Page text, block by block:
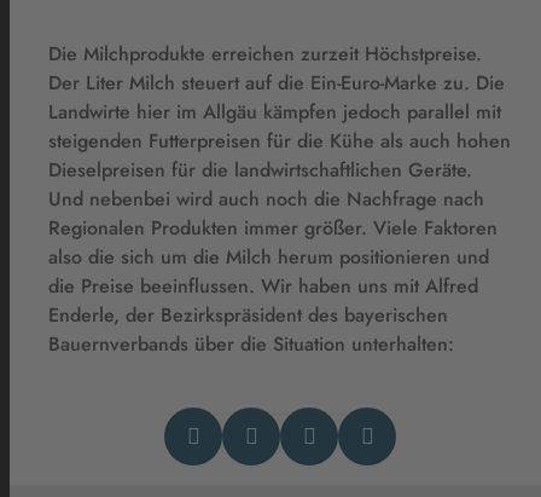
Die Milchprodukte erreichen zurzeit Höchstpreise.
Der Liter Milch steuert auf die Ein-Euro-Marke zu. Die
Landwirte hier im Allgäu kämpfen jedoch parallel mit
steigenden Futterpreisen für die Kühe als auch hohen
Dieselpreisen für die landwirtschaftlichen Geräte.
Und nebenbei wird auch noch die Nachfrage nach
Regionalen Produkten immer größer. Viele Faktoren
also die sich um die Milch herum positionieren und
die Preise beeinflussen. Wir haben uns mit Alfred
Enderle, der Bezirkspräsident des bayerischen
Bauernverbands über die Situation unterhalten: